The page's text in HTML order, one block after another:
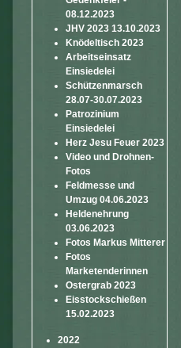
08.12.2023
JHV 2023 13.10.2023
Knödeltisch 2023
Arbeitseinsatz
Einsiedelei
Schützenmarsch
28.07-30.07.2023
Patrozinium
Einsiedelei
Herz Jesu Feuer 2023
Video und Drohnen-
Fotos
Feldmesse und
Umzug 04.06.2023
Heldenehrung
03.06.2023
Fotos Markus Mitterer
Fotos
Marketenderinnen
Ostergrab 2023
Eisstockschießen
15.02.2023
2022